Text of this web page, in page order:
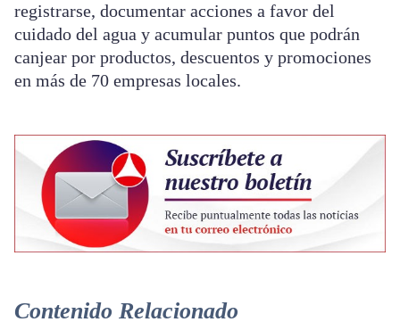
registrarse, documentar acciones a favor del
cuidado del agua y acumular puntos que podrán
canjear por productos, descuentos y promociones
en más de 70 empresas locales.
Contenido Relacionado